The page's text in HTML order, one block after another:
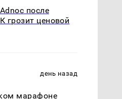
после
грозит ценовой
день назад
марафоне